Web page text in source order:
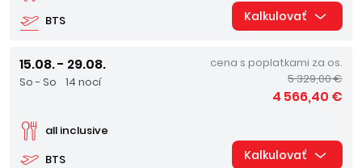
BTS Kalkulovať
15.08. - 29.08.
So - So 14 nocí
BTS
all inclusive
cena s poplatkami za os.
5 329,00 €
4 566,40 €
Kalkulovať